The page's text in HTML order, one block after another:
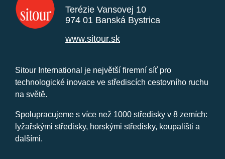
Terézie Vansovej 10
974 01 Banská Bystrica
www.sitour.sk
Sitour International je největší firemní síť pro
technologické inovace ve střediscích cestovního ruchu
na světě.
Spolupracujeme s více než 1000 středisky v 8 zemích:
lyžařskými středisky, horskými středisky, koupališti a
dalšími.